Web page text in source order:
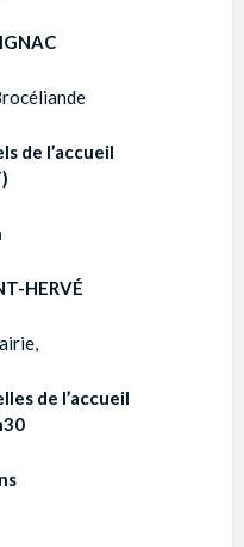
de l’accueil
HERVÉ
de l’accueil